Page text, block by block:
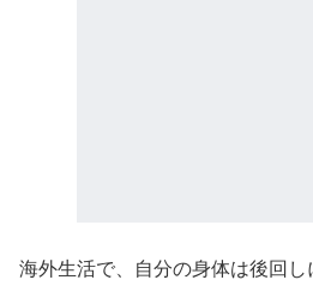
海外生活で、自分の身体は後回し